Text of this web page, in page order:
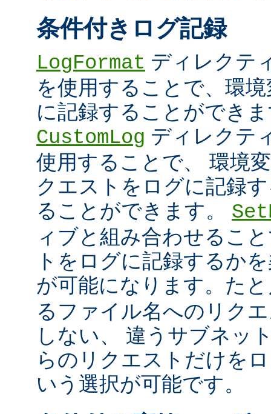
条件付きログ記録
LogFormat ディレクテ
を使用することで、環
に記録することができ
CustomLog ディレクテ
使用することで、 環境
クエストをログに記録
ることができます。
ィブと組み合わせるこ
トをログに記録するか
が可能になります。た
るファイル名へのリク
しない、 違うサブネッ
らのリクエストだけを
いう選択が可能です。